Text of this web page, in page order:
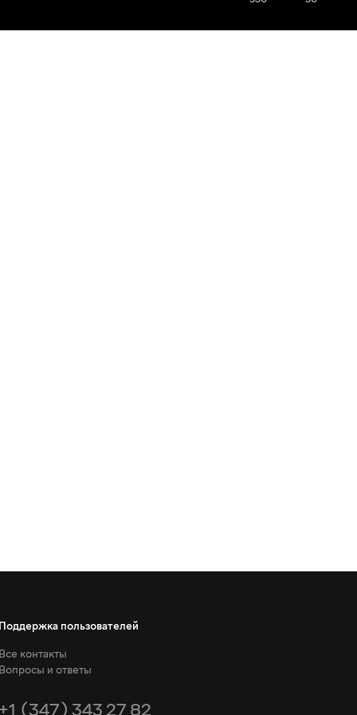
Поддержка пользователей
Все контакты
Вопросы и ответы
+1 (347) 343 27 82